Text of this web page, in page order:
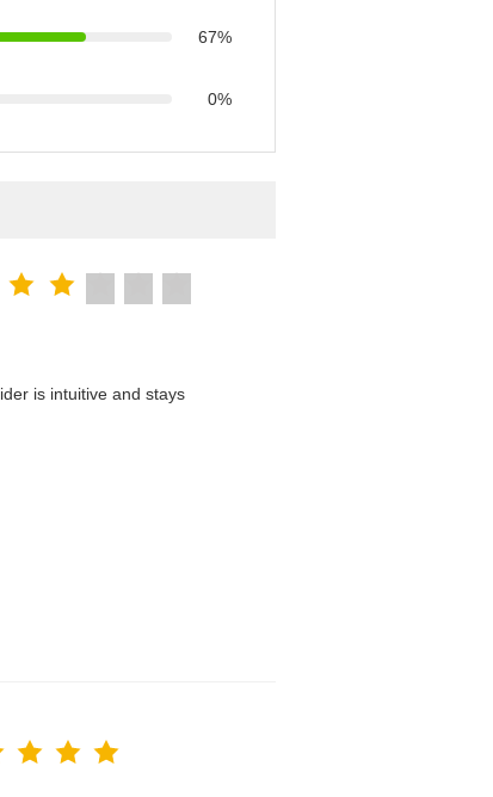
67%
0%
is intuitive and stays